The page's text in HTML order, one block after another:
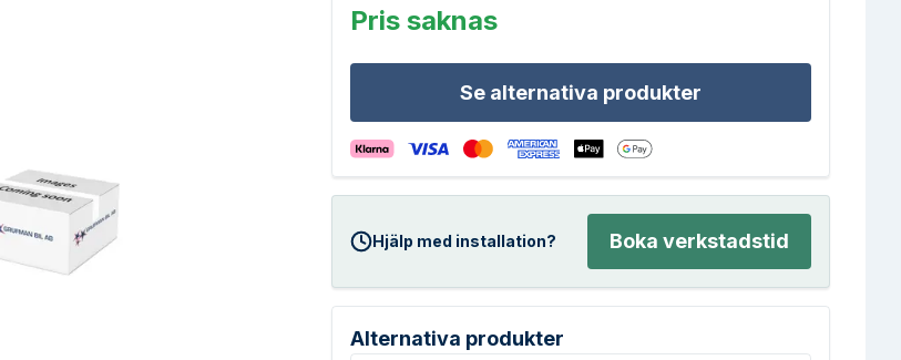
Pris saknas
Se alternativa produkter
Hjälp med installation? Boka verkstadstid
Alternativa produkter